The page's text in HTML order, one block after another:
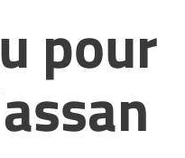
pour